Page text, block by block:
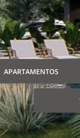
APARTAMENTOS